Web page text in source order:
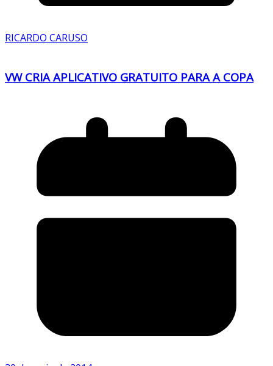
RICARDO CARUSO
VW CRIA APLICATIVO GRATUITO PARA A COPA